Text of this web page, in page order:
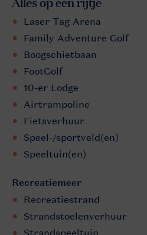
Laser Tag Arena
Family Adventure Golf
Boogschietbaan
FootGolf
10-er Lodge
Airtrampoline
Fietsverhuur
Speel-/sportveld(en)
Speeltuin(en)
Recreatiemeer
Recreatiestrand
Strandstoelenverhuur
Strandspeeltuin